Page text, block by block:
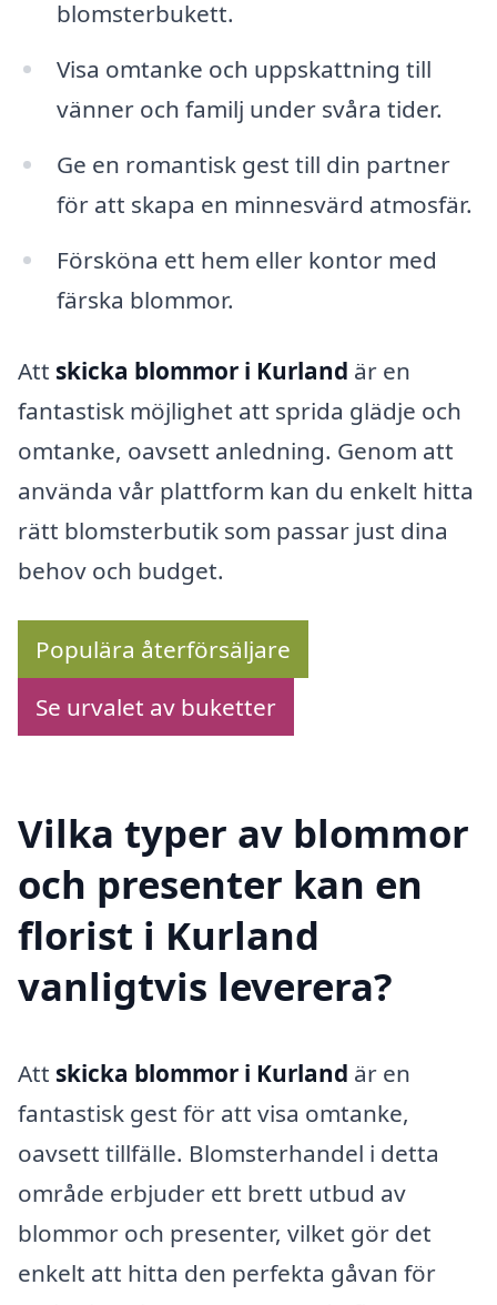
blomsterbukett.
Visa omtanke och uppskattning till
vänner och familj under svåra tider.
Ge en romantisk gest till din partner
för att skapa en minnesvärd atmosfär.
Försköna ett hem eller kontor med
färska blommor.
Att skicka blommor i Kurland är en
fantastisk möjlighet att sprida glädje och
omtanke, oavsett anledning. Genom att
använda vår plattform kan du enkelt hitta
rätt blomsterbutik som passar just dina
behov och budget.
Populära återförsäljare
Se urvalet av buketter
Vilka typer av blommor
och presenter kan en
florist i Kurland
vanligtvis leverera?
Att skicka blommor i Kurland är en
fantastisk gest för att visa omtanke,
oavsett tillfälle. Blomsterhandel i detta
område erbjuder ett brett utbud av
blommor och presenter, vilket gör det
enkelt att hitta den perfekta gåvan för